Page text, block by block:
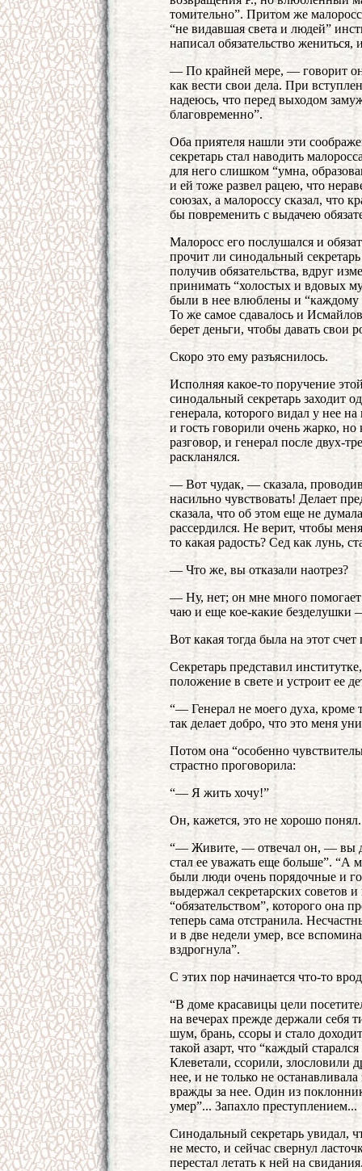
томительно”. Притом же
“не видавшая света и людей”
написал обязательство жениться,
— По крайней мере, — говорит
как вести свои дела. При
надеюсь, что перед выходом
благовременно”.
Оба приятеля нашли эти
секретарь стал наводить
для него слишком “умна,
и ей тоже развел рацею, что
союзах, а малороссу сказал, что
бы повременить с выдачею
Малоросс его послушался и
прочит ли синодальный
получив обязательства, вдруг
принимать “холостых и вдовых
были в нее влюблены и “каждому
То же самое сдавалось и
берет деньги, чтобы давать свои
Скоро это ему разъяснилось.
Исполняя какое-то поручение
синодальный секретарь заходит
генерала, которого видал у нее
и гость говорили очень жарко, но
разговор, и генерал после двух-
раскланялся.
— Вот чудак, — сказала,
насильно чувствовать! Делает
сказала, что об этом еще не
рассердился. Не верит, чтобы
то какая радость? Сед как лунь,
— Что же, вы отказали наотрез?
— Ну, нет; он мне много
чаю и еще кое-какие безделушки
Вот какая тогда была на этот счет
Секретарь представил
положение в свете и устроит ее
“— Генерал не моего духа, кроме
так делает добро, что это меня
Потом она “особенно
страстно проговорила:
“— Я жить хочу!”
Он, кажется, это не хорошо понял.
“— Живите, — отвечал он, — вы
стал ее уважать еще больше”. “А
были люди очень порядочные и
выдержал секретарских советов
“обязательством”, которого она
теперь сама отстранила.
и в две недели умер, все
вздрогнула”.
С этих пор начинается что-то
“В доме красавицы цели
на вечерах прежде держали себя
шум, брань, ссоры и стало
такой азарт, что “каждый
Клеветали, ссорили, злословили
нее, и не только не
вражды за нее. Один из
умер”... Запахло преступлением...
Синодальный секретарь увидал,
не место, и сейчас свернул
перестал летать к ней на